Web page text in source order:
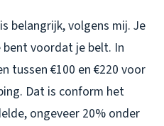
belangrijk, volgens mij. Je
voordat je belt. In
tussen €100 en €220 voor
Dat is conform het
ongeveer 20% onder